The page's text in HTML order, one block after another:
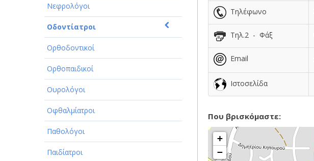
ΤΕΧΝΟΛΟΓΙΑ
ΥΓΕΙΑ - ΙΑΤΡΟΙ
ΦΑΓΗΤΟ
Νεφρολόγοι
Οδοντίατροι
Ορθοδοντικοί
Ορθοπαιδικοί
Ουρολόγοι
Οφθαλμίατροι
Παθολόγοι
Παιδίατροι
Τηλέφωνο
Τηλ.2 - Φάξ
Email
Ιστοσελίδα
Που βρισκόμαστε:
+
−